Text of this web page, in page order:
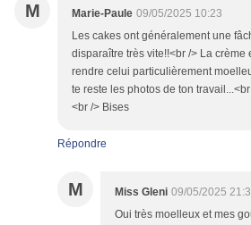
M Marie-Paule 09/05/2025 10:23
Les cakes ont généralement une
disparaître très vite!!<br /> La crème
rendre celui particulièrement
te reste les photos de ton
<br /> Bises
Répondre
M Miss Gleni 09/05/2025
Oui très moelleux et mes